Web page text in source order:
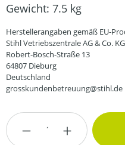
Gewicht: 7.5 kg
Herstellerangaben gemäß EU-
Stihl Vetriebszentrale AG & Co. KG
Robert-Bosch-Straße 13
64807 Dieburg
Deutschland
grosskundenbetreuung@stihl.de
Produkt Anzahl: